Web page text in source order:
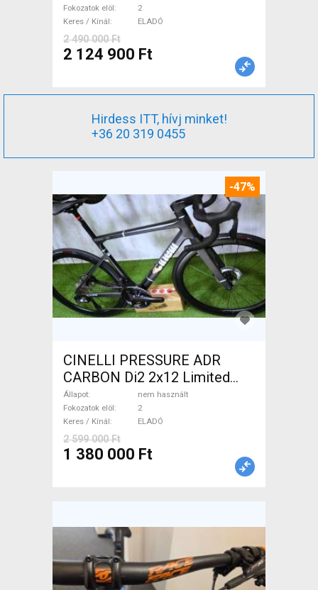
ELADÓ
Fokozatok elöl
2
Keres / Kínál
ELADÓ
2 490 000 Ft
2 124 900 Ft
Hirdess ITT, hívj minket!
+36 20 319 0455
-47%
CINELLI PRESSURE ADR
CARBON Di2 2x12 Limited
1of50 0km ÚJ! Országúti
tárcsafék nem használt
ELADÓ
Állapot
nem használt
Fokozatok elöl
2
Keres / Kínál
ELADÓ
2 599 000 Ft
1 380 000 Ft